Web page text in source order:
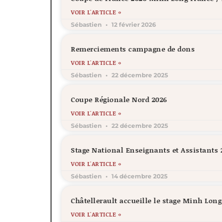
VOIR L'ARTICLE »
Sébastien 12 février 2026
Remerciements campagne de dons
VOIR L'ARTICLE »
Sébastien 22 décembre 2025
Coupe Régionale Nord 2026
VOIR L'ARTICLE »
Sébastien 22 décembre 2025
Stage National Enseignants et Assistants
VOIR L'ARTICLE »
Sébastien 14 décembre 2025
Châtellerault accueille le stage Minh
VOIR L'ARTICLE »